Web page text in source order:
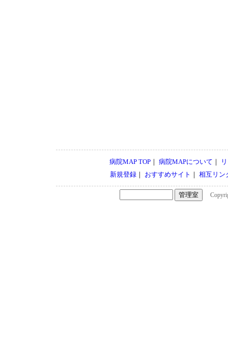
病院MAP TOP ｜ 病院MAPについて ｜
新規登録 ｜ おすすめサイト ｜ 相互リン